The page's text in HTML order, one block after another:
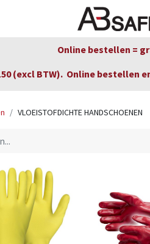
Winkel CE
Online bestellen =
(excl BTW). Online
VLOEISTOFDICHTE HANDSCHOENEN